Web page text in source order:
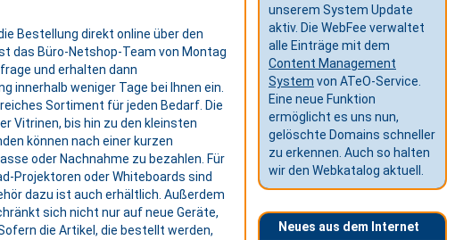
Bestellung direkt online über den
das Büro-Netshop-Team von Montag
und erhalten dann
weniger Tage bei Ihnen ein.
Sortiment für jeden Bedarf. Die
Vitrinen, bis hin zu den kleinsten
können nach einer kurzen
oder Nachnahme zu bezahlen. Für
Projektoren oder Whiteboards sind
dazu ist auch erhältlich. Außerdem
sich nicht nur auf neue Geräte,
die Artikel, die bestellt werden,
unserem System Update
aktiv. Die WebFee verwaltet
alle Einträge mit dem
Content Management
System von ATeO-Service.
Eine neue Funktion
ermöglicht es uns nun,
gelöschte Domains schneller
zu erkennen. Auch so halten
wir den Webkatalog aktuell.
Neues aus dem Internet